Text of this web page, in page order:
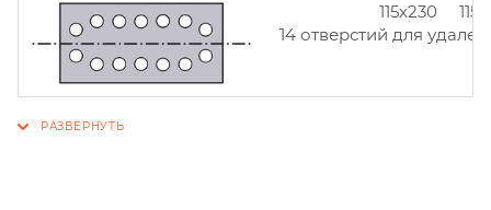
115x230
14 отверстий для